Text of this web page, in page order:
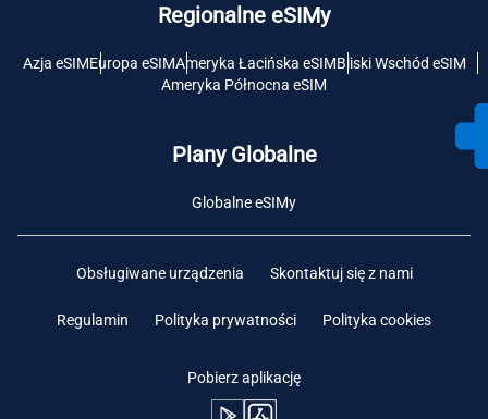
Regionalne eSIMy
Azja eSIMEuropa eSIMAmeryka Łacińska eSIMBliski Wschód eSIM
Ameryka Północna eSIM
Plany Globalne
Globalne eSIMy
Obsługiwane urządzenia Skontaktuj się z nami
Regulamin Polityka prywatności Polityka cookies
Pobierz aplikację